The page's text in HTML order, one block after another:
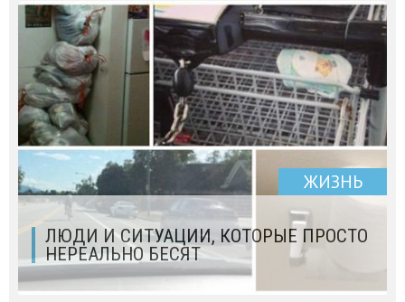
ЖИЗНЬ
ЛЮДИ И СИТУАЦИИ, КОТОРЫЕ ПРОСТО
НЕРЕАЛЬНО БЕСЯТ